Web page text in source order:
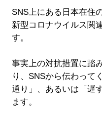
SNS上にある日本在住
新型コロナウイルス関
す。
事実上の対抗措置に踏
り、SNSから伝わって
通り」、あるいは「遅
ます。